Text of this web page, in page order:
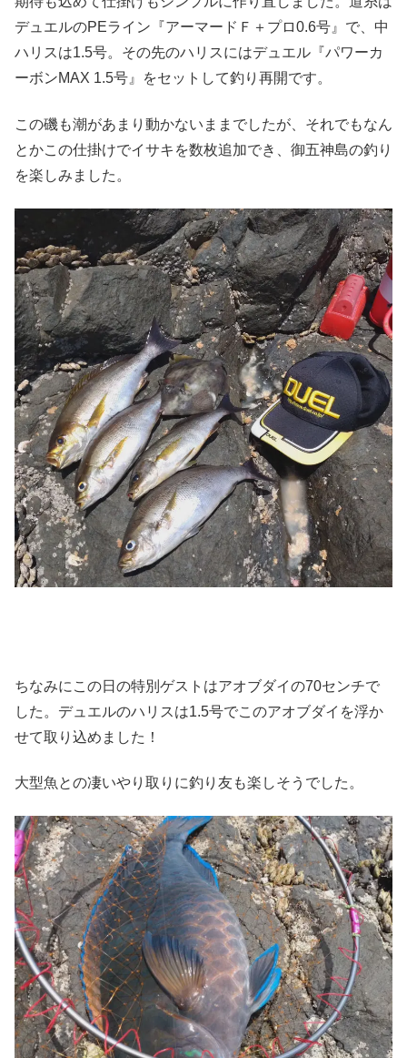
デュエルのPEライン『アーマードＦ＋プロ0.6号』で、中
ハリスは1.5号。その先のハリスにはデュエル『パワーカ
ーボンMAX 1.5号』をセットして釣り再開です。
この磯も潮があまり動かないままでしたが、それでもなん
とかこの仕掛けでイサキを数枚追加でき、御五神島の釣り
を楽しみました。
ちなみにこの日の特別ゲストはアオブダイの70センチで
した。デュエルのハリスは1.5号でこのアオブダイを浮か
せて取り込めました！
大型魚との凄いやり取りに釣り友も楽しそうでした。